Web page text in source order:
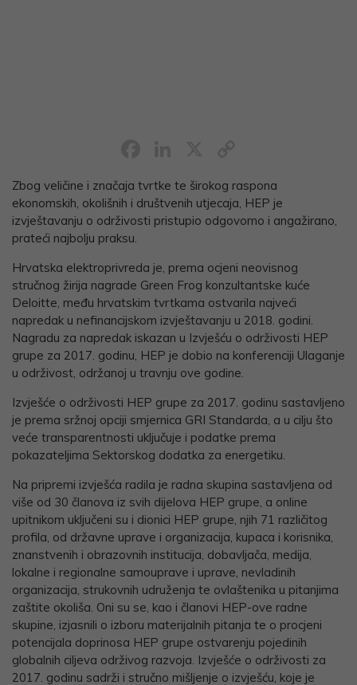
Zbog veličine i značaja tvrtke te širokog raspona
ekonomskih, okolišnih i društvenih utjecaja, HEP je
izvještavanju o održivosti pristupio odgovorno i angažirano,
prateći najbolju praksu.
Hrvatska elektroprivreda je, prema ocjeni neovisnog
stručnog žirija nagrade Green Frog konzultantske kuće
Deloitte, među hrvatskim tvrtkama ostvarila najveći
napredak u nefinancijskom izvještavanju u 2018. godini.
Nagradu za napredak iskazan u Izvješću o održivosti HEP
grupe za 2017. godinu, HEP je dobio na konferenciji Ulaganje
u održivost, održanoj u travnju ove godine.
Izvješće o održivosti HEP grupe za 2017. godinu sastavljeno
je prema sržnoj opciji smjernica GRI Standarda, a u cilju što
veće transparentnosti uključuje i podatke prema
pokazateljima Sektorskog dodatka za energetiku.
Na pripremi izvješća radila je radna skupina sastavljena od
više od 30 članova iz svih dijelova HEP grupe, a online
upitnikom uključeni su i dionici HEP grupe, njih 71 različitog
profila, od državne uprave i organizacija, kupaca i korisnika,
znanstvenih i obrazovnih institucija, dobavljača, medija,
lokalne i regionalne samouprave i uprave, nevladinih
organizacija, strukovnih udruženja te ovlaštenika u pitanjima
zaštite okoliša. Oni su se, kao i članovi HEP-ove radne
skupine, izjasnili o izboru materijalnih pitanja te o procjeni
potencijala doprinosa HEP grupe ostvarenju pojedinih
globalnih ciljeva održivog razvoja. Izvješće o održivosti za
2017. godinu sadrži i stručno mišljenje o izvješću, koje je